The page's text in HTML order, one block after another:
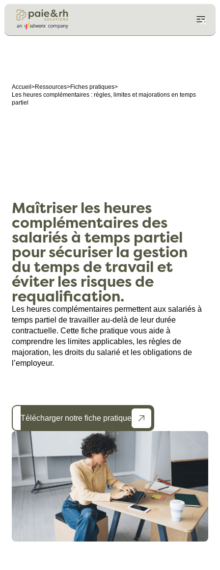
Accueil >Ressources>Fiches pratiques>
Les heures complémentaires : règles, limites et majorations en temps
partiel
Maîtriser les heures
complémentaires des
salariés à temps partiel
pour sécuriser la gestion
du temps de travail et
éviter les risques de
requalification.
Les heures complémentaires permettent aux salariés à
temps partiel de travailler au-delà de leur durée
contractuelle. Cette fiche pratique vous aide à
comprendre les limites applicables, les règles de
majoration, les droits du salarié et les obligations de
l’employeur.
Télécharger notre fiche pratique